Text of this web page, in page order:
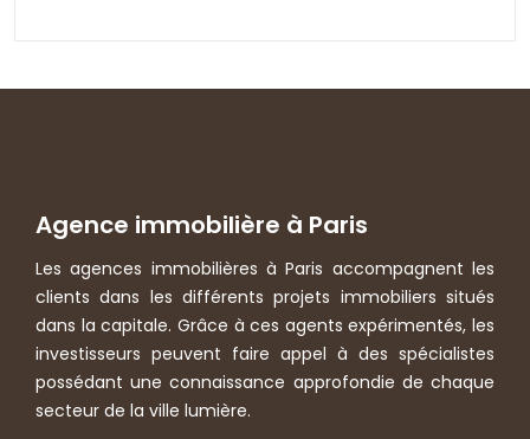
Agence immobilière à Paris
Les agences immobilières à Paris accompagnent les
clients dans les différents projets immobiliers situés
dans la capitale. Grâce à ces agents expérimentés, les
investisseurs peuvent faire appel à des spécialistes
possédant une connaissance approfondie de chaque
secteur de la ville lumière.